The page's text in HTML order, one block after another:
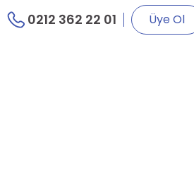
0212 362 22 01 Üye Ol